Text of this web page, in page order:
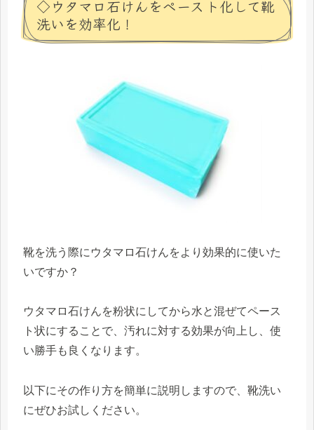
◇ウタマロ石けんをペースト化して靴
洗いを効率化！
靴を洗う際にウタマロ石けんをより効果的に使いた
いですか？
ウタマロ石けんを粉状にしてから水と混ぜてペース
ト状にすることで、汚れに対する効果が向上し、使
い勝手も良くなります。
以下にその作り方を簡単に説明しますので、靴洗い
にぜひお試しください。